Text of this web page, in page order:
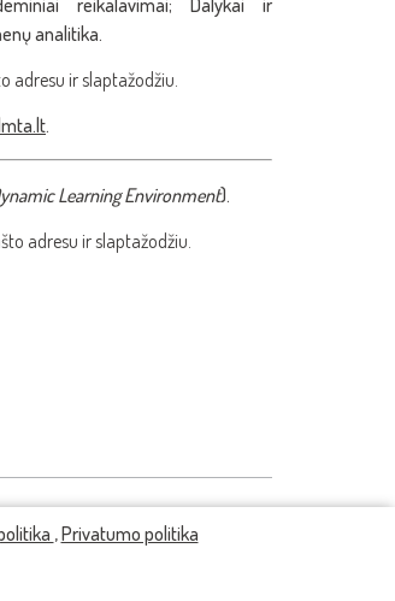
,Privatumo politika
reikalavimai; Dalykai ir
analitika.
adresu ir slaptažodžiu.
.
Learning Environment).
adresu ir slaptažodžiu.